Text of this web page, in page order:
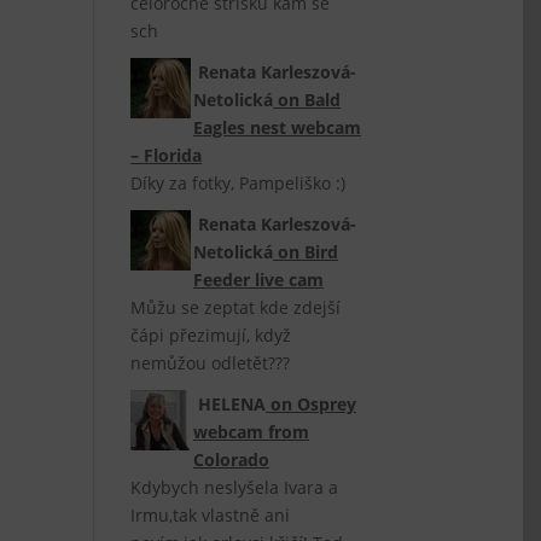
sch
Renata Karleszová-
Netolická on Bald
Eagles nest webcam
– Florida
Díky za fotky, Pampeliško :)
Renata Karleszová-
Netolická on Bird
Feeder live cam
Můžu se zeptat kde zdejší
čápi přezimují, když
nemůžou odletět???
HELENA on Osprey
webcam from
Colorado
Kdybych neslyšela Ivara a
Irmu,tak vlastně ani